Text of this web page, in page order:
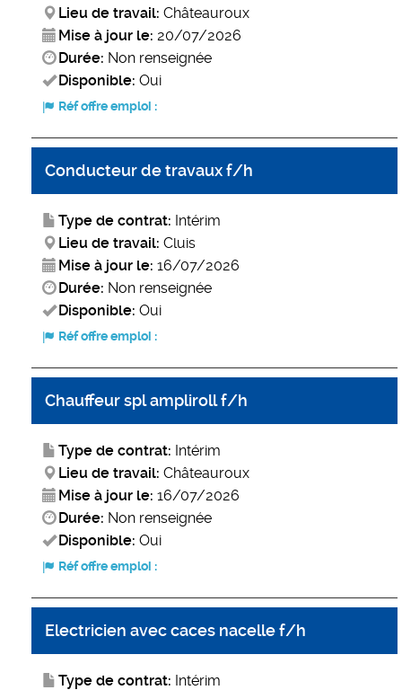
Lieu de travail: Châteauroux
Mise à jour le: 20/07/2026
Durée: Non renseignée
Disponible: Oui
Réf offre emploi :
Conducteur de travaux f/h
Type de contrat: Intérim
Lieu de travail: Cluis
Mise à jour le: 16/07/2026
Durée: Non renseignée
Disponible: Oui
Réf offre emploi :
Chauffeur spl ampliroll f/h
Type de contrat: Intérim
Lieu de travail: Châteauroux
Mise à jour le: 16/07/2026
Durée: Non renseignée
Disponible: Oui
Réf offre emploi :
Electricien avec caces nacelle f/h
Type de contrat: Intérim